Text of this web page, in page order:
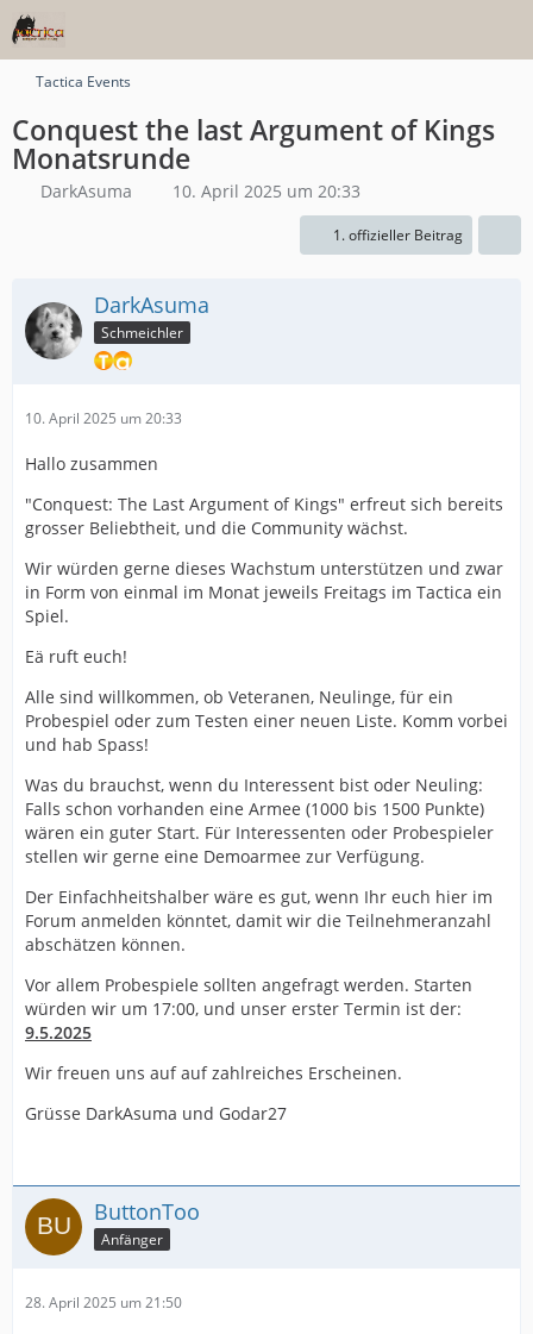
Tactica Events
Conquest the last Argument of Kings
Monatsrunde
DarkAsuma 10. April 2025 um 20:33
1. offizieller Beitrag
DarkAsuma
Schmeichler
10. April 2025 um 20:33
Hallo zusammen
"Conquest: The Last Argument of Kings" erfreut sich bereits
grosser Beliebtheit, und die Community wächst.
Wir würden gerne dieses Wachstum unterstützen und zwar
in Form von einmal im Monat jeweils Freitags im Tactica ein
Spiel.
Eä ruft euch!
Alle sind willkommen, ob Veteranen, Neulinge, für ein
Probespiel oder zum Testen einer neuen Liste. Komm vorbei
und hab Spass!
Was du brauchst, wenn du Interessent bist oder Neuling:
Falls schon vorhanden eine Armee (1000 bis 1500 Punkte)
wären ein guter Start. Für Interessenten oder Probespieler
stellen wir gerne eine Demoarmee zur Verfügung.
Der Einfachheitshalber wäre es gut, wenn Ihr euch hier im
Forum anmelden könntet, damit wir die Teilnehmeranzahl
abschätzen können.
Vor allem Probespiele sollten angefragt werden. Starten
würden wir um 17:00, und unser erster Termin ist der:
9.5.2025
Wir freuen uns auf auf zahlreiches Erscheinen.
Grüsse DarkAsuma und Godar27
ButtonToo
Anfänger
28. April 2025 um 21:50